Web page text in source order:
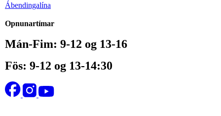
Ábendingalína
Opnunartímar
Mán-Fim: 9-12 og 13-16
Fös: 9-12 og 13-14:30